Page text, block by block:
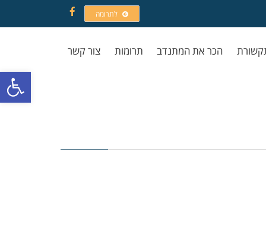
פתח
לתרומה
Facebook
הכר את המתנדב תרומות צור קשר